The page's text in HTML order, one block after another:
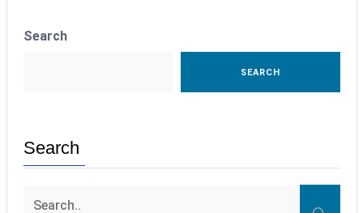
Search
SEARCH
Search